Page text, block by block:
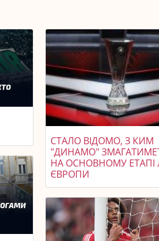
СТАЛО ВІДОМО, З КИМ
"ДИНАМО"
НА ОСНОВНОМУ ЕТАПІ
ЄВРОПИ